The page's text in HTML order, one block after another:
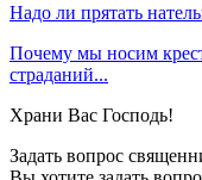
Надо ли прятать
Почему мы носим
страданий...
Храни Вас Господь!
Задать вопрос